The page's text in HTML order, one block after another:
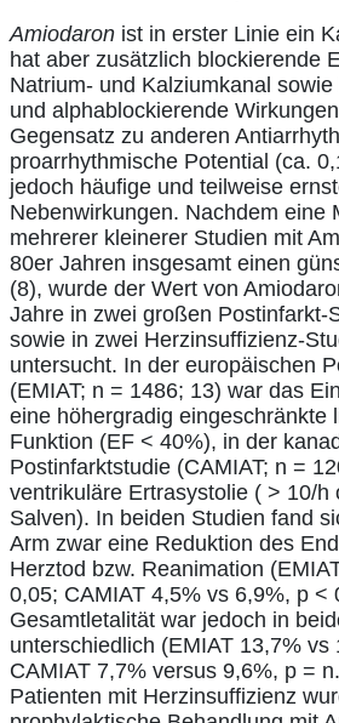
Amiodaron ist in erster Linie ein
hat aber zusätzlich blockierende
Natrium- und Kalziumkanal
und alphablockierende
Gegensatz zu anderen
proarrhythmische Potential (ca.
jedoch häufige und teilweise
Nebenwirkungen. Nachdem eine
mehrerer kleinerer Studien mit
80er Jahren insgesamt einen
(8), wurde der Wert von
Jahre in zwei großen Postinfarkt-
sowie in zwei Herzinsuffizienz-
untersucht. In der europäischen
(EMIAT; n = 1486; 13) war das
eine höhergradig eingeschränkte
Funktion (EF < 40%), in der
Postinfarktstudie (CAMIAT; n =
ventrikuläre Ertrasystolie ( > 10/h
Salven). In beiden Studien fand
Arm zwar eine Reduktion des
Herztod bzw. Reanimation
0,05; CAMIAT 4,5% vs 6,9%, p <
Gesamtletalität war jedoch in
unterschiedlich (EMIAT 13,7% vs
CAMIAT 7,7% versus 9,6%, p =
Patienten mit Herzinsuffizienz